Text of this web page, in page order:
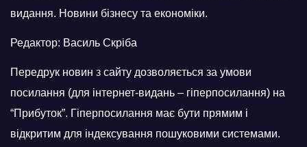
видання. Новини бізнесу та економіки.
Редактор: Василь Скріба
Передрук новин з сайту дозволяється за умови
посилання (для інтернет-видань – гіперпосилання) на
“Прибуток”. Гіперпосилання має бути прямим і
відкритим для індексування пошуковими системами.